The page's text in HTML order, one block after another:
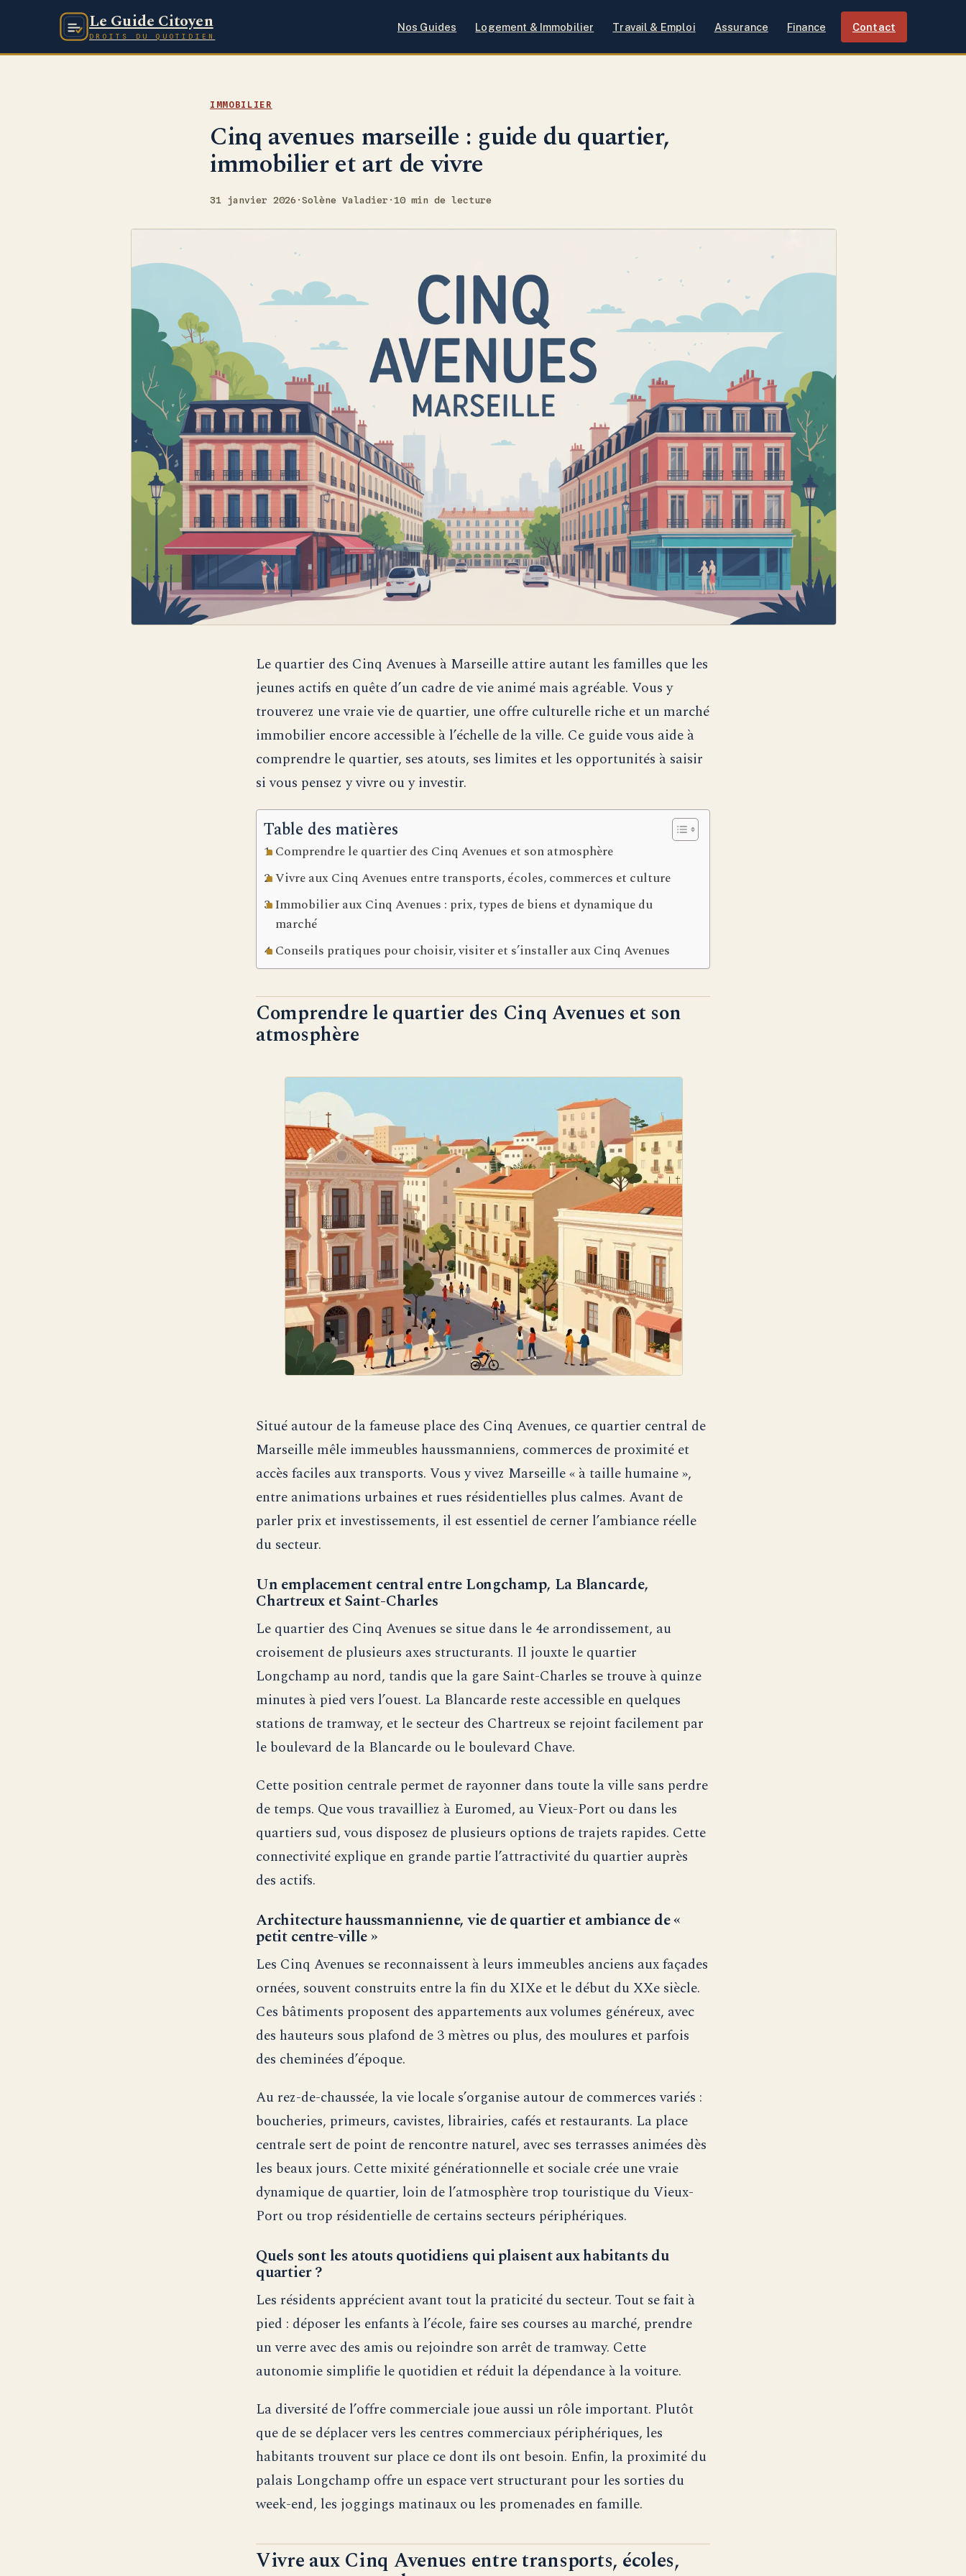
Le Guide Citoyen
DROITS DU QUOTIDIEN
Nos Guides Logement & Immobilier Travail & Emploi Assurance Finance Contact
IMMOBILIER
Cinq avenues marseille : guide du quartier,
immobilier et art de vivre
31 janvier 2026 ·Solène Valadier ·10 min de lecture
Le quartier des Cinq Avenues à Marseille attire autant les familles que les
jeunes actifs en quête d’un cadre de vie animé mais agréable. Vous y
trouverez une vraie vie de quartier, une offre culturelle riche et un marché
immobilier encore accessible à l’échelle de la ville. Ce guide vous aide à
comprendre le quartier, ses atouts, ses limites et les opportunités à saisir
si vous pensez y vivre ou y investir.
Table des matières
Comprendre le quartier des Cinq Avenues et son atmosphère
Vivre aux Cinq Avenues entre transports, écoles, commerces et culture
Immobilier aux Cinq Avenues : prix, types de biens et dynamique du
marché
Conseils pratiques pour choisir, visiter et s’installer aux Cinq Avenues
Comprendre le quartier des Cinq Avenues et son
atmosphère
Situé autour de la fameuse place des Cinq Avenues, ce quartier central de
Marseille mêle immeubles haussmanniens, commerces de proximité et
accès faciles aux transports. Vous y vivez Marseille « à taille humaine »,
entre animations urbaines et rues résidentielles plus calmes. Avant de
parler prix et investissements, il est essentiel de cerner l’ambiance réelle
du secteur.
Un emplacement central entre Longchamp, La Blancarde,
Chartreux et Saint-Charles
Le quartier des Cinq Avenues se situe dans le 4e arrondissement, au
croisement de plusieurs axes structurants. Il jouxte le quartier
Longchamp au nord, tandis que la gare Saint-Charles se trouve à quinze
minutes à pied vers l’ouest. La Blancarde reste accessible en quelques
stations de tramway, et le secteur des Chartreux se rejoint facilement par
le boulevard de la Blancarde ou le boulevard Chave.
Cette position centrale permet de rayonner dans toute la ville sans perdre
de temps. Que vous travailliez à Euromed, au Vieux-Port ou dans les
quartiers sud, vous disposez de plusieurs options de trajets rapides. Cette
connectivité explique en grande partie l’attractivité du quartier auprès
des actifs.
Architecture haussmannienne, vie de quartier et ambiance de «
petit centre-ville »
Les Cinq Avenues se reconnaissent à leurs immeubles anciens aux façades
ornées, souvent construits entre la fin du XIXe et le début du XXe siècle.
Ces bâtiments proposent des appartements aux volumes généreux, avec
des hauteurs sous plafond de 3 mètres ou plus, des moulures et parfois
des cheminées d’époque.
Au rez-de-chaussée, la vie locale s’organise autour de commerces variés :
boucheries, primeurs, cavistes, librairies, cafés et restaurants. La place
centrale sert de point de rencontre naturel, avec ses terrasses animées dès
les beaux jours. Cette mixité générationnelle et sociale crée une vraie
dynamique de quartier, loin de l’atmosphère trop touristique du Vieux-
Port ou trop résidentielle de certains secteurs périphériques.
Quels sont les atouts quotidiens qui plaisent aux habitants du
quartier ?
Les résidents apprécient avant tout la praticité du secteur. Tout se fait à
pied : déposer les enfants à l’école, faire ses courses au marché, prendre
un verre avec des amis ou rejoindre son arrêt de tramway. Cette
autonomie simplifie le quotidien et réduit la dépendance à la voiture.
La diversité de l’offre commerciale joue aussi un rôle important. Plutôt
que de se déplacer vers les centres commerciaux périphériques, les
habitants trouvent sur place ce dont ils ont besoin. Enfin, la proximité du
palais Longchamp offre un espace vert structurant pour les sorties du
week-end, les joggings matinaux ou les promenades en famille.
Vivre aux Cinq Avenues entre transports, écoles,